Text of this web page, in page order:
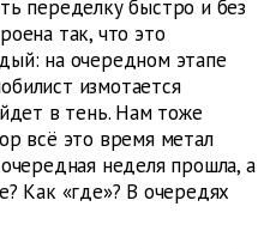
переделку быстро и без
так, что это
на очередном этапе
измотается
в тень. Нам тоже
всё это время метал
неделя прошла, а
Как «где»? В очередях